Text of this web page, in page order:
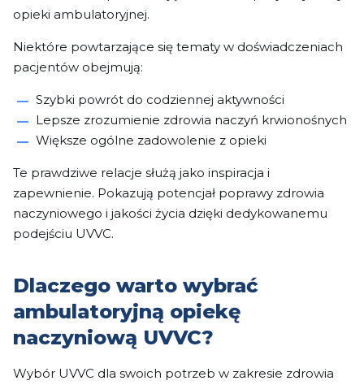
opieki ambulatoryjnej.
Niektóre powtarzające się tematy w doświadczeniach
pacjentów obejmują:
Szybki powrót do codziennej aktywności
Lepsze zrozumienie zdrowia naczyń krwionośnych
Większe ogólne zadowolenie z opieki
Te prawdziwe relacje służą jako inspiracja i
zapewnienie. Pokazują potencjał poprawy zdrowia
naczyniowego i jakości życia dzięki dedykowanemu
podejściu UVVC.
Dlaczego warto wybrać
ambulatoryjną opiekę
naczyniową UVVC?
Wybór UVVC dla swoich potrzeb w zakresie zdrowia